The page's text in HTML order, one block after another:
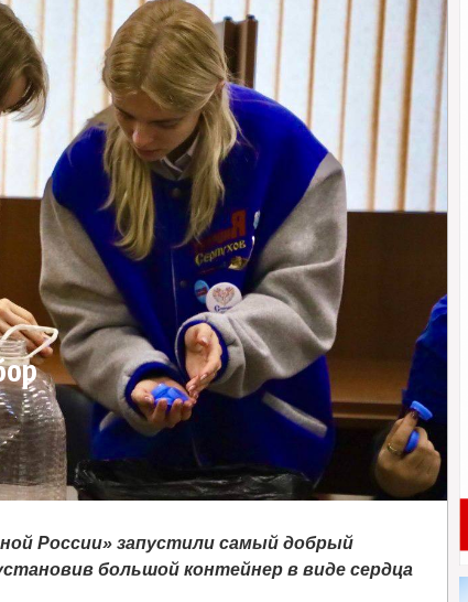
России» запустили самый добрый
большой контейнер в виде сердца